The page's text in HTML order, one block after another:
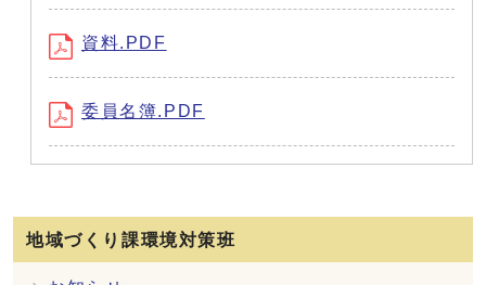
資料.PDF
委員名簿.PDF
地域づくり課環境対策班